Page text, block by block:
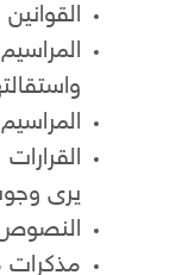
يرى
النصوص